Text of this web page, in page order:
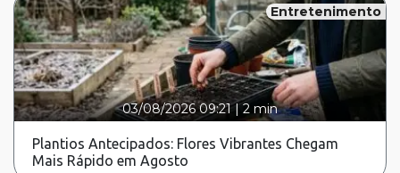
Entretenimento
03/08/2026 09:21|2 min
Plantios Antecipados: Flores Vibrantes Chegam
Mais Rápido em Agosto